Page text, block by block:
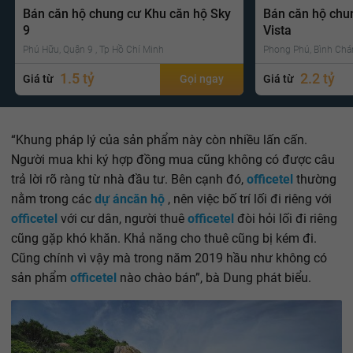
Bán căn hộ chung cư Khu căn hộ Sky
9
Phú Hữu, Quận 9 , Tp Hồ Chí Minh
Giá từ 1.5 tỷ Gọi ngay
Bán căn hộ
Vista
Phong Phú, Bình
Giá từ 2.2 tỷ
“Khung pháp lý của sản phẩm này còn nhiều lấn cấn.
Người mua khi ký hợp đồng mua cũng không có được câu
trả lời rõ ràng từ nhà đầu tư. Bên cạnh đó, officetel thường
nằm trong các dự áncăn hộ , nên việc bố trí lối đi riêng với
officetel với cư dân, người thuê officetel đòi hỏi lối đi riêng
cũng gặp khó khăn. Khả năng cho thuê cũng bị kém đi.
Cũng chính vì vậy mà trong năm 2019 hầu như không có
sản phẩm officetel nào chào bán”, bà Dung phát biểu.